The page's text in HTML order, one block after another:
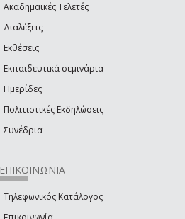
Ακαδημαϊκές Τελετές
Διαλέξεις
Εκθέσεις
Εκπαιδευτικά σεμινάρια
Ημερίδες
Πολιτιστικές Εκδηλώσεις
Συνέδρια
ΕΠΙΚΟΙΝΩΝΙΑ
Τηλεφωνικός Κατάλογος